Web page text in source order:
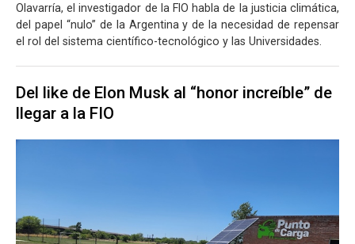
Olavarría, el investigador de la FIO habla de la justicia climática,
del papel “nulo” de la Argentina y de la necesidad de repensar
el rol del sistema científico-tecnológico y las Universidades.
Del like de Elon Musk al “honor increíble” de
llegar a la FIO